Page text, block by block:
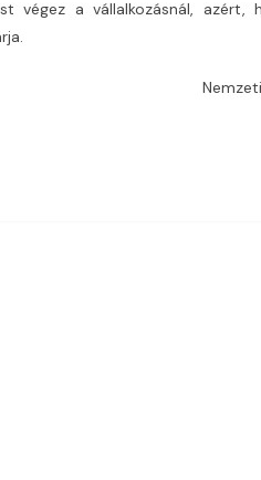
végez a vállalkozásnál, azért,